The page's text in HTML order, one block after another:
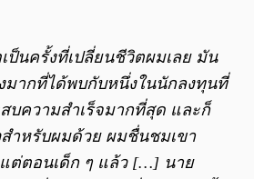
ป็นครั้งที่เปลี่ยนชีวิตผมเลย มัน
มากที่ได้พบกับหนึ่งในนักลงทุนที่
บความสำเร็จมากที่สุด และก็
ำหรับผมด้วย ผมชื่นชมเขา
แต่ตอนเด็ก ๆ แล้ว […] นาย